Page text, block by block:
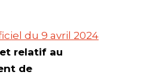
du 9 avril 2024
relatif au
de